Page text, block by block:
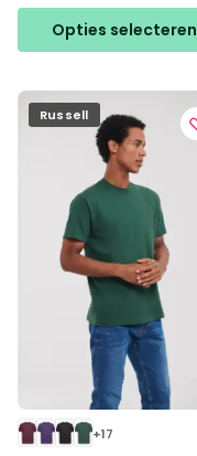
Opties selecteren
product
heeft
variaties.
Deze
gekozen
worden
productpagina
Russell
+17